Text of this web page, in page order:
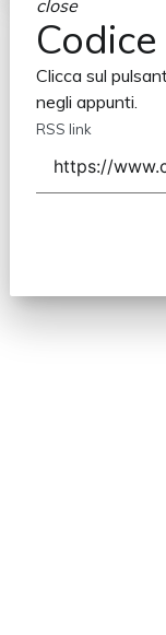
close
Clicca sul
negli appunti.
RSS link